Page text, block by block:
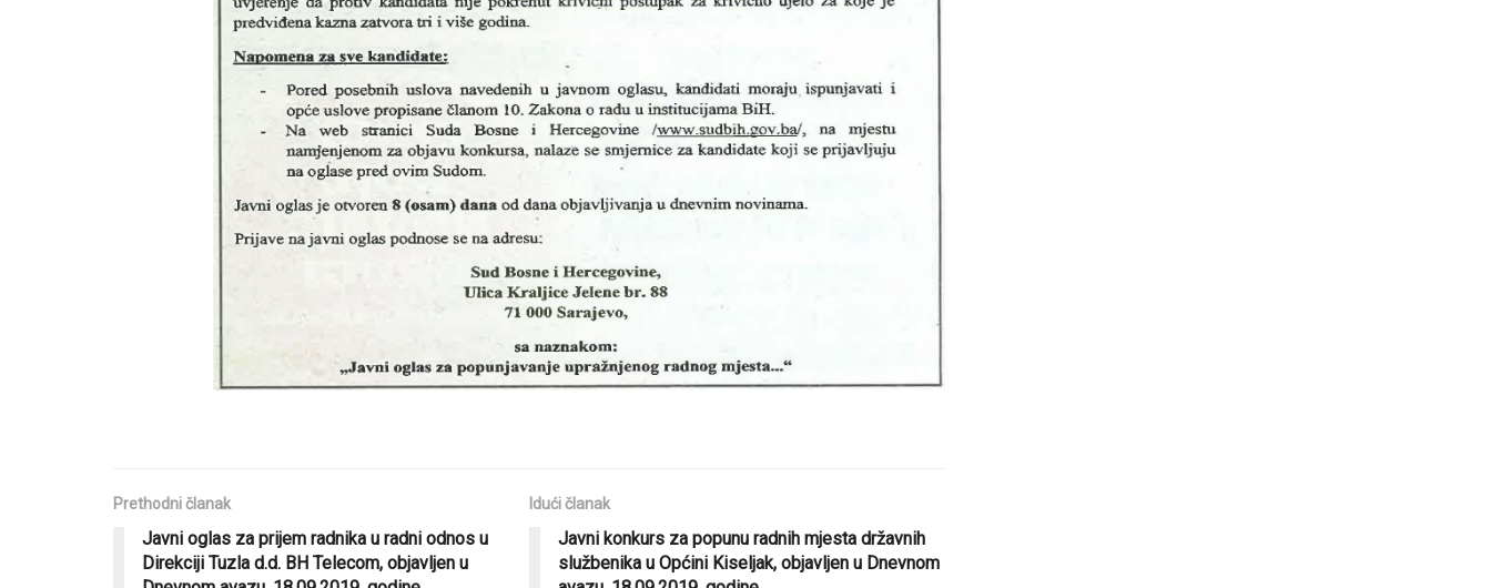
Prethodni članak
Javni oglas za prijem radnika u radni odnos u
Direkciji Tuzla d.d. BH Telecom, objavljen u
Idući članak
Javni konkurs za popunu radnih mjesta državnih
službenika u Općini Kiseljak, objavljen u Dnevnom